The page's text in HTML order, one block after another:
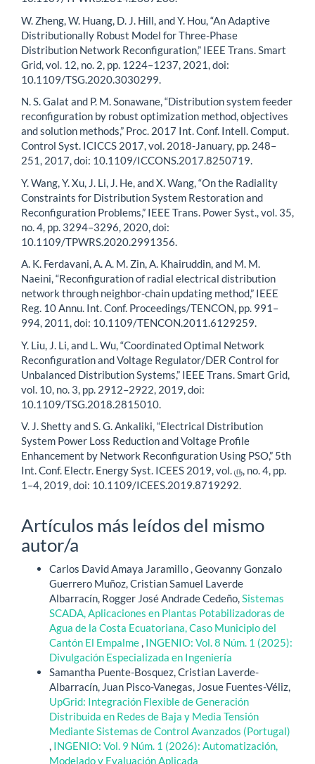
W. Zheng, W. Huang, D. J. Hill, and Y. Hou, “An Adaptive
Distributionally Robust Model for Three-Phase
Distribution Network Reconfiguration,” IEEE Trans. Smart
Grid, vol. 12, no. 2, pp. 1224–1237, 2021, doi:
10.1109/TSG.2020.3030299.
N. S. Galat and P. M. Sonawane, “Distribution system feeder
reconfiguration by robust optimization method, objectives
and solution methods,” Proc. 2017 Int. Conf. Intell. Comput.
Control Syst. ICICCS 2017, vol. 2018-January, pp. 248–
251, 2017, doi: 10.1109/ICCONS.2017.8250719.
Y. Wang, Y. Xu, J. Li, J. He, and X. Wang, “On the Radiality
Constraints for Distribution System Restoration and
Reconfiguration Problems,” IEEE Trans. Power Syst., vol. 35,
no. 4, pp. 3294–3296, 2020, doi:
10.1109/TPWRS.2020.2991356.
A. K. Ferdavani, A. A. M. Zin, A. Khairuddin, and M. M.
Naeini, “Reconfiguration of radial electrical distribution
network through neighbor-chain updating method,” IEEE
Reg. 10 Annu. Int. Conf. Proceedings/TENCON, pp. 991–
994, 2011, doi: 10.1109/TENCON.2011.6129259.
Y. Liu, J. Li, and L. Wu, “Coordinated Optimal Network
Reconfiguration and Voltage Regulator/DER Control for
Unbalanced Distribution Systems,” IEEE Trans. Smart Grid,
vol. 10, no. 3, pp. 2912–2922, 2019, doi:
10.1109/TSG.2018.2815010.
V. J. Shetty and S. G. Ankaliki, “Electrical Distribution
System Power Loss Reduction and Voltage Profile
Enhancement by Network Reconfiguration Using PSO,” 5th
Int. Conf. Electr. Energy Syst. ICEES 2019, vol. ௫, no. 4, pp.
1–4, 2019, doi: 10.1109/ICEES.2019.8719292.
Artículos más leídos del mismo
autor/a
Carlos David Amaya Jaramillo , Geovanny Gonzalo
Guerrero Muñoz, Cristian Samuel Laverde
Albarracín, Rogger José Andrade Cedeño,Sistemas
SCADA, Aplicaciones en Plantas Potabilizadoras de
Agua de la Costa Ecuatoriana, Caso Municipio del
Cantón El Empalme, INGENIO: Vol. 8 Núm. 1 (2025):
Divulgación Especializada en Ingeniería
Samantha Puente-Bosquez, Cristian Laverde-
Albarracín, Juan Pisco-Vanegas, Josue Fuentes-Véliz,
UpGrid: Integración Flexible de Generación
Distribuida en Redes de Baja y Media Tensión
Mediante Sistemas de Control Avanzados (Portugal)
, INGENIO: Vol. 9 Núm. 1 (2026): Automatización,
Modelado y Evaluación Aplicada